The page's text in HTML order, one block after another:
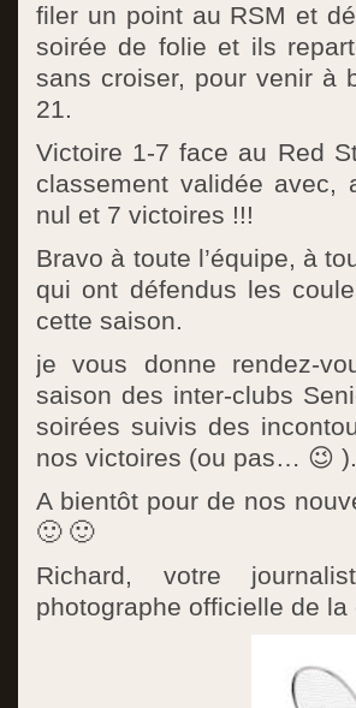
filer un point au RSM et
soirée de folie et ils
sans croiser, pour venir à
21.
Victoire 1-7 face au Red
classement validée
nul et 7 victoires !!!
Bravo à toute l’équipe, à
qui ont défendus les
cette saison.
je vous donne rendez-
saison des inter-clubs
soirées suivis des
nos victoires (ou pas… 😉 ).
A bientôt pour de nos
🙂 🙂
Richard, votre
photographe officielle de la